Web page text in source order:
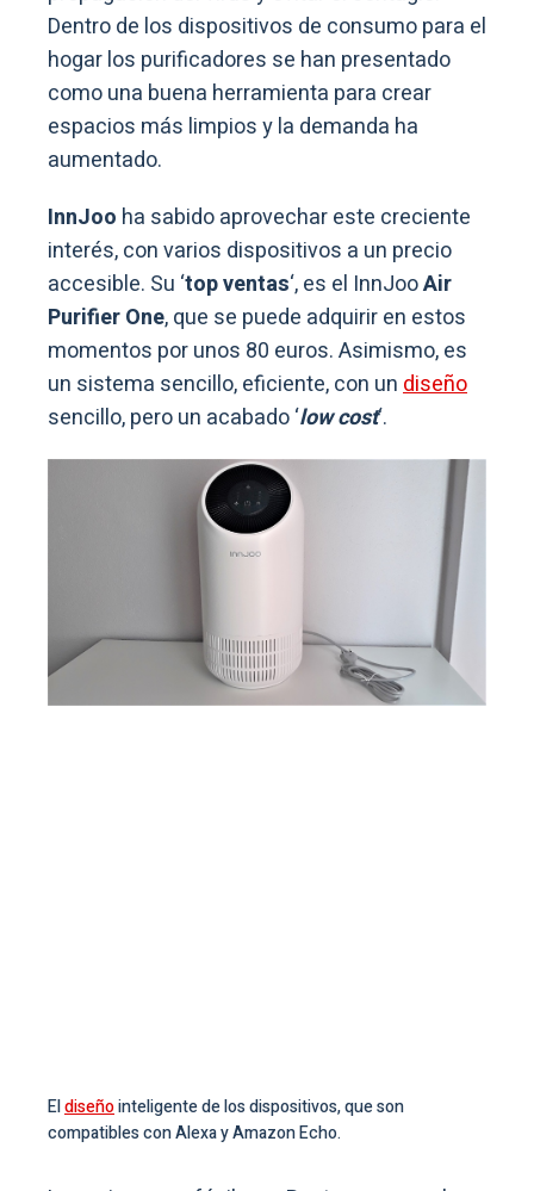
Dentro de los dispositivos de consumo para el
hogar los purificadores se han presentado
como una buena herramienta para crear
espacios más limpios y la demanda ha
aumentado.
InnJoo ha sabido aprovechar este creciente
interés, con varios dispositivos a un precio
accesible. Su ‘top ventas‘, es el InnJooAir
Purifier One, que se puede adquirir en estos
momentos por unos 80 euros. Asimismo, es
un sistema sencillo, eficiente, con undiseño
sencillo, pero un acabado ‘low cost‘.
Eldiseñointeligente de los dispositivos, que son
compatibles con Alexa y Amazon Echo.